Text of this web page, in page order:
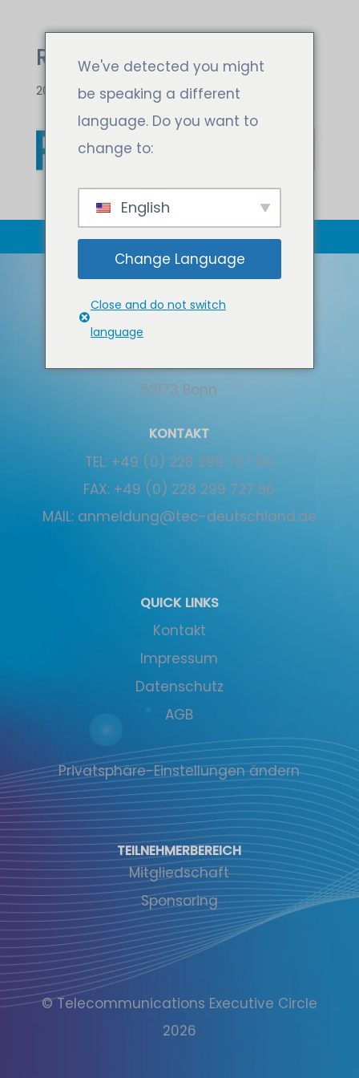
RINGCENTRAL
20. Juli 2023
TEC
Tele­communications Executive Circle
53173 Bonn
KONTAKT
TEL: +49 (0) 228 299 727 60
FAX: +49 (0) 228 299 727 56
MAIL: anmeldung@tec-deutschland.de
QUICK LINKS
Kontakt
Impressum
Datenschutz
AGB
Privatsphäre-Einstellungen ändern
TEILNEHMERBEREICH
Mitgliedschaft
Sponsoring
© Telecommunications Executive Circle
2026
We've detected you might
be speaking a different
language. Do you want to
change to:
English
Change Language
Close and do not switch
language